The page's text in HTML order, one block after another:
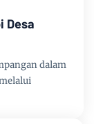
Desa
dalam